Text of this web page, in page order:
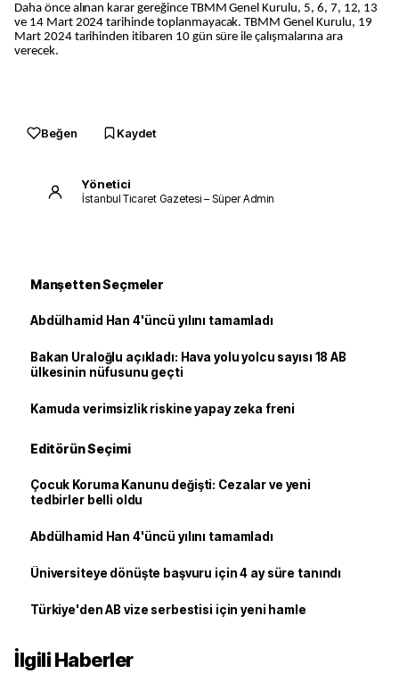
Daha önce alınan karar gereğince TBMM Genel Kurulu, 5, 6, 7, 12, 13
ve 14 Mart 2024 tarihinde toplanmayacak. TBMM Genel Kurulu, 19
Mart 2024 tarihinden itibaren 10 gün süre ile çalışmalarına ara
verecek.
Beğen Kaydet
Yönetici
İstanbul Ticaret Gazetesi – Süper Admin
Manşetten Seçmeler
Abdülhamid Han 4'üncü yılını tamamladı
Bakan Uraloğlu açıkladı: Hava yolu yolcu sayısı 18 AB
ülkesinin nüfusunu geçti
Kamuda verimsizlik riskine yapay zeka freni
Editörün Seçimi
Çocuk Koruma Kanunu değişti: Cezalar ve yeni
tedbirler belli oldu
Abdülhamid Han 4'üncü yılını tamamladı
Üniversiteye dönüşte başvuru için 4 ay süre tanındı
Türkiye'den AB vize serbestisi için yeni hamle
İlgili Haberler